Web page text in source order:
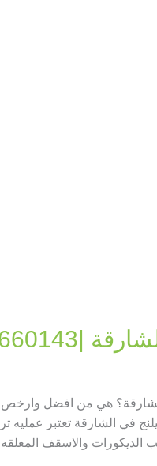
اسقف معلقة
هي من افضل
في الشارقة تعتبر
الديكورات والاسقف